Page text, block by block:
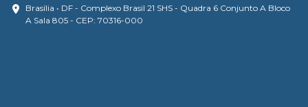
Brasília • DF - Complexo Brasil 21 SHS - Quadra 6 Conjunto A Bloco
A Sala 805 - CEP: 70316-000